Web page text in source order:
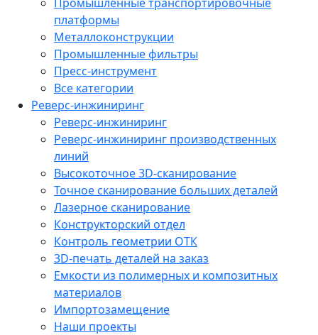
платформы
Металлоконструкции
Промышленные фильтры
Пресс-инструмент
Все категории
Реверс-инжиниринг
Реверс-инжиниринг
Реверс-инжиниринг производственных
линий
Высокоточное 3D-сканирование
Точное сканирование больших деталей
Лазерное сканирование
Конструкторский отдел
Контроль геометрии ОТК
3D-печать деталей на заказ
Емкости из полимерных и композитных
материалов
Импортозамещение
Наши проекты